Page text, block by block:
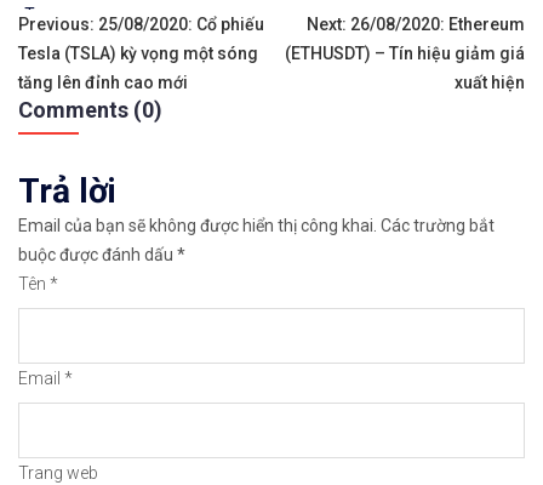
✨🏆𝐗𝐨á 𝐛ỏ 𝐥𝐨 𝐥ắ𝐧𝐠 𝐤𝐡𝐢 𝐭𝐡𝐚𝐦 𝐠𝐢𝐚 𝐭𝐡ị 𝐭𝐫ườ𝐧𝐠 𝐭à𝐢 𝐜𝐡í𝐧𝐡
✅𝘔ở 𝘵à𝘪 𝘬𝘩𝘰ả𝘯 𝘵𝘳ê𝘯 𝘴à𝘯 𝘌𝘹𝘯𝘦𝘴𝘴 𝘜𝘺 𝘛í𝘯 𝘷à 𝘱𝘩ù
✅𝘔ở 𝘵à𝘪 𝘬𝘩𝘰ả𝘯 𝘵𝘳ê𝘯 𝘴à𝘯 𝘐𝘊𝘔𝘢𝘳𝘬𝘦𝘵𝘴 𝘯ổ𝘪 𝘵𝘪ế𝘯𝘨
✅𝘔ở 𝘵à𝘪 𝘬𝘩𝘰ả𝘯 𝘵𝘳ê𝘯 𝘴à𝘯 𝘉𝘪𝘯𝘢𝘯𝘤𝘦 𝘯ổ𝘪 𝘵𝘪ế𝘯𝘨 𝘯𝘩ấ𝘵
🔗https://chungkhoanforex.com/26-08-2020-
Tags:
Điều
hướng
bài
viết
Previous: 25/08/2020: Cổ phiếu
Tesla (TSLA) kỳ vọng một sóng
tăng lên đỉnh cao mới
Next: 26/08/2020: Ethereum
(ETHUSDT) – Tín hiệu giảm giá
xuất hiện
Comments (0)
Trả lời
Email của bạn sẽ không được hiển thị công khai. Các trường bắt
buộc được đánh dấu *
Tên *
Email *
Trang web